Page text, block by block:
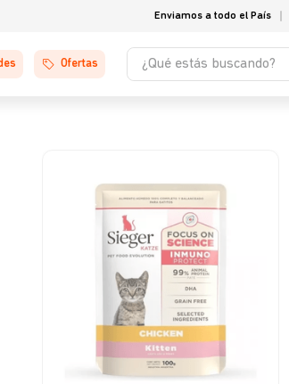
Enviamos a todo el País
Ofertas
¿Qué estás buscando?